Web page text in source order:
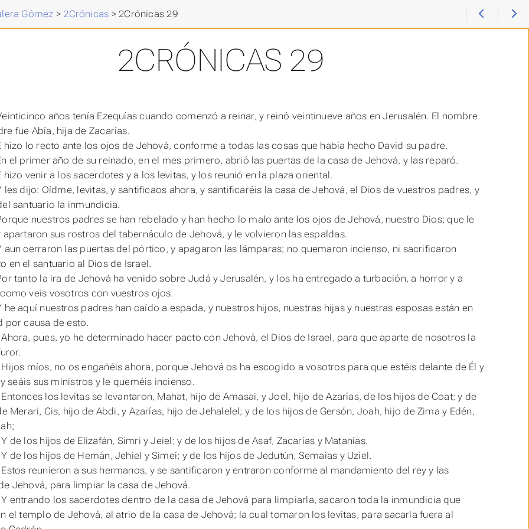
Gómez >2Crónicas >2Crónicas 29
2CRÓNICAS 29
años tenía Ezequíascuando comenzó a reinar, y reinó veintinueve años en Jerusalén. El nombre
fue Abía, hija de Zacarías.
hizo lo recto ante los ojos de Jehová, conforme a todas las cosas que había hecho David su padre.
el primer año de su reinado, en el mes primero, abrió las puertas de la casa de Jehová, y las reparó.
hizo venir a los sacerdotes y a los levitas, y los reunió en la plaza oriental.
les dijo: Oídme, levitas, y santificaos ahora, y santificaréis la casa de Jehová, el Dios de vuestros padres, y
santuario la inmundicia.
nuestros padres se han rebelado y han hecho lo malo ante los ojos de Jehová, nuestro Dios; que le
apartaron sus rostros del tabernáculo de Jehová, y le volvieron las espaldas.
aun cerraron las puertas del pórtico, y apagaron las lámparas; no quemaron incienso, ni sacrificaron
en el santuario al Dios de Israel.
tanto la ira de Jehová ha venido sobre Judá y Jerusalén, y los ha entregado a turbación, a horror y a
veis vosotros con vuestros ojos.
he aquí nuestros padres han caído a espada, y nuestros hijos, nuestras hijas y nuestras esposasestán en
por causa de esto.
pues, yo he determinado hacer pacto con Jehová, el Dios de Israel, para que aparte de nosotros la
Hijos míos, no os engañéis ahora, porque Jehová os ha escogido a vosotros para que estéis delante de Él y
seáis sus ministros y le queméis incienso.
Entonces los levitas se levantaron, Mahat, hijo de Amasai, y Joel, hijo de Azarías, de los hijos de Coat; y de
Merari, Cis, hijo de Abdi, y Azarías, hijo de Jehalelel; y de los hijos de Gersón, Joah, hijo de Zima y Edén,
Y de los hijos de Elizafán, Simri y Jeiel; y de los hijos de Asaf, Zacarías y Matanías.
Y de los hijos de Hemán, Jehiel y Simeí; y de los hijos de Jedutún, Semaías y Uziel.
Estos reunieron a sus hermanos, y se santificaron y entraron conforme al mandamiento del rey y las
Jehová, para limpiar la casa de Jehová.
Y entrando los sacerdotes dentro de la casa de Jehová para limpiarla, sacaron toda la inmundicia que
el templo de Jehová, al atrio de la casa de Jehová; la cual tomaron los levitas, para sacarla fuera al